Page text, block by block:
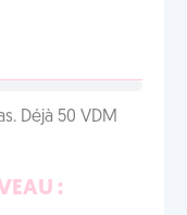
Déjà 50 VDM
: